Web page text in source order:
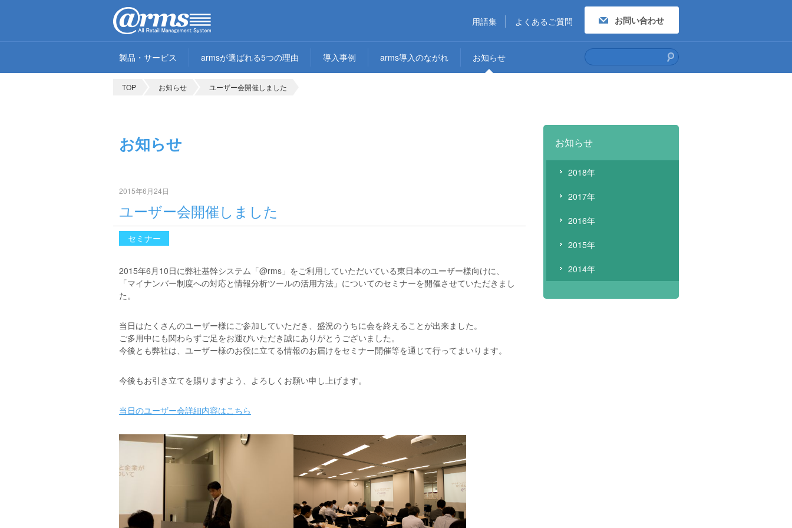
製品・サービス armsが選ばれる5つの理由 導入事例 arms導入のながれ お知らせ
用語集 よくあるご質問 お問い合わせ
TOP お知らせ ユーザー会開催しました
お知らせ
2015年6月24日
ユーザー会開催しました
セミナー
2015年6月10日に弊社基幹システム「@rms」をご利用していただいている東日本のユーザー様向けに、
「マイナンバー制度への対応と情報分析ツールの活用方法」についてのセミナーを開催させていただきまし
た。
当日はたくさんのユーザー様にご参加していただき、盛況のうちに会を終えることが出来ました。
ご多用中にも関わらずご足をお運びいただき誠にありがとうございました。
今後とも弊社は、ユーザー様のお役に立てる情報のお届けをセミナー開催等を通じて行ってまいります。
今後もお引き立てを賜りますよう、よろしくお願い申し上げます。
当日のユーザー会詳細内容はこちら
お知らせ
2018年
2017年
2016年
2015年
2014年